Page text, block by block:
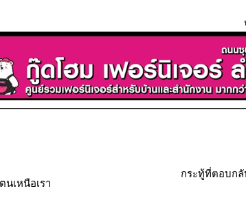
นเหนือเรา
กระทู้ที่ตอบกลั